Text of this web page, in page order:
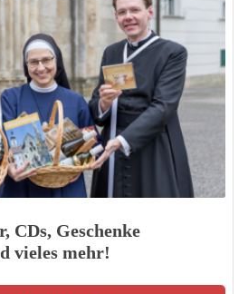
CDs, Geschenke
vieles mehr!